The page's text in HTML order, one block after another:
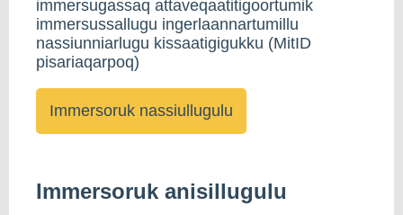
immersugassaq attaveqaatitigoortumik
immersussallugu ingerlaannartumillu
nassiunniarlugu kissaatigigukku (MitID
pisariaqarpoq)
Immersoruk anisillugulu